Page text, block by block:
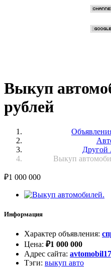
Выкуп
рублей
Другой
Выкуп
₽1 000 000
Информация
Характер объявления:
Цена: ₽1 000 000
Адрес сайта:
Тэги: выкуп авто